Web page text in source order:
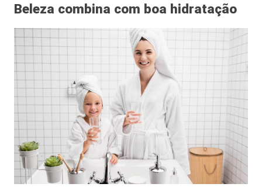
Beleza combina com boa hidratação